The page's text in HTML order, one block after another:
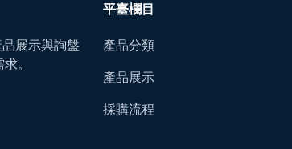
展示與詢盤
。
平臺欄目
產品分類
產品展示
採購流程